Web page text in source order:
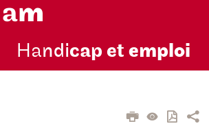
Handicap et emploi